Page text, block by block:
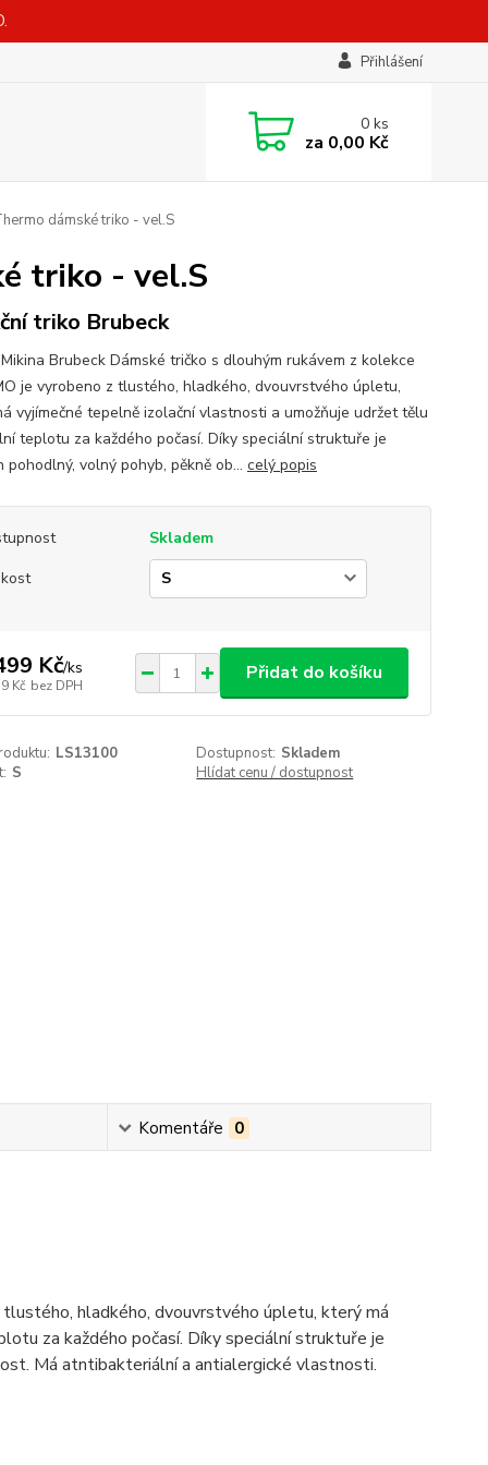
Přihlášení
0ks
za 0,00 Kč
dámské triko - vel.S
triko - vel.S
triko Brubeck
Brubeck Dámské tričko s dlouhým rukávem z kolekce
je vyrobeno z tlustého, hladkého, dvouvrstvého úpletu,
vyjímečné tepelně izolační vlastnosti a umožňuje udržet tělu
teplotu za každého počasí. Díky speciální struktuře je
pohodlný, volný pohyb, pěkně ob... celý popis
Skladem
Kč/ks
Kč bez DPH
Přidat do košíku
LS13100 Dostupnost: Skladem
S Hlídat cenu / dostupnost
Komentáře 0
hladkého, dvouvrstvého úpletu, který má
za každého počasí. Díky speciální struktuře je
Má atntibakteriální a antialergické vlastnosti.